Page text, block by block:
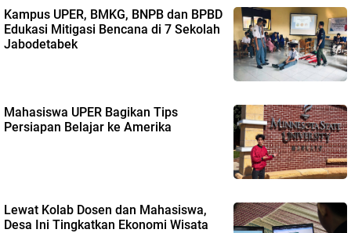
Kampus UPER, BMKG, BNPB dan BPBD
Edukasi Mitigasi Bencana di 7 Sekolah
Jabodetabek
Mahasiswa UPER Bagikan Tips
Persiapan Belajar ke Amerika
Lewat Kolab Dosen dan Mahasiswa,
Desa Ini Tingkatkan Ekonomi Wisata